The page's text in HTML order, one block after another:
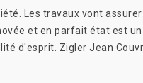
Les travaux vont
et en parfait état est
d'esprit. Zigler Jean